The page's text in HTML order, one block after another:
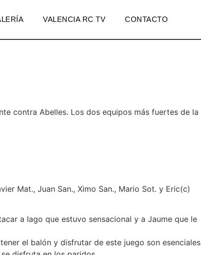
VALENCIA RC TV CONTACTO
contra Abelles. Los dos equipos más fuertes de la
Mat., Juan San., Ximo San., Mario Sot. y Eric(c)
a Iago que estuvo sensacional y a Jaume que le
el balón y disfrutar de este juego son esenciales